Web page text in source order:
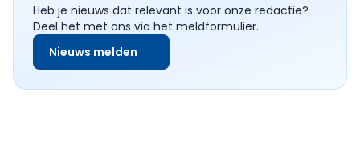
Heb je nieuws dat relevant is voor onze redactie?
Deel het met ons via het meldformulier.
Nieuws melden